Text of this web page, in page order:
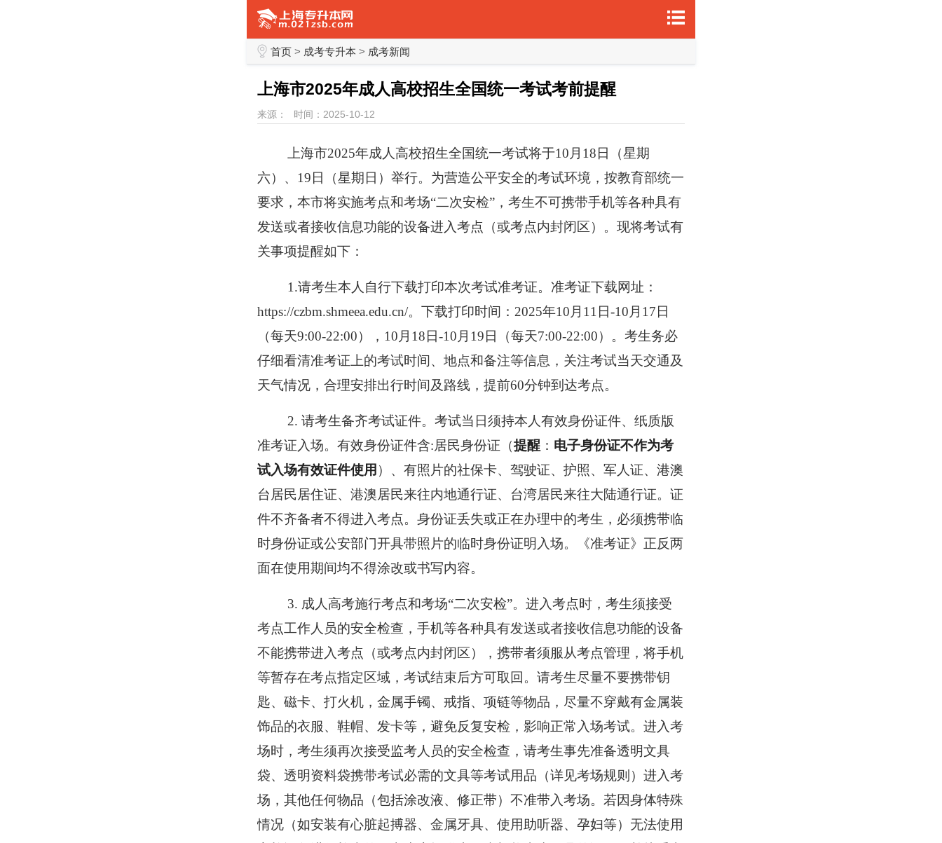
首页 > 成考专升本 > 成考新闻
上海市2025年成人高校招生全国统一考试考前提醒
来源： 时间：2025-10-12
上海市2025年成人高校招生全国统一考试将于10 月 18 日（星期
六）、 19 日（星期日）举行。为营造公平安全的考试环境，按教育部统一
要求，本市将实施考点和考场“二次安检”，考生不可携带手机等各种具有
发送或者接收信息功能的设备进入考点（或考点内封闭区）。现将考试有
关事项提醒如下：
1.请考生本人自行下载打印本次考试准考证。准考证下载网址：
https://czbm.shmeea.edu.cn/。下载打印时间： 2025年10月 11 日-10 月 1 7日
（每天9:00-22:00）， 10 月 18日-10 月 19日（每天7:00-22:00）。考生务必
仔细看清准考证上的考试时间、地点和备注等信息，关注考试当天交通及
天气情况，合理安排出行时间及路线，提前60分钟到达考点。
2. 请考生备齐考试证件。考试当日须持本人有效身份证件、纸质版
准考证入场。有效身份证件含:居民身份证（提醒 ： 电子身份证不作为考
试入场有效证件使用 ）、有照片的社保卡、驾驶证、护照、军人证、港澳
台居民居住证、港澳居民来往内地通行证、台湾居民来往大陆通行证。证
件不齐备者不得进入考点。身份证丢失或正在办理中的考生，必须携带临
时身份证或公安部门开具带照片的临时身份证明入场。《准考证》正反两
面在使用期间均不得涂改或书写内容。
3. 成人高考施行考点和考场“二次安检”。进入考点时，考生须接受
考点工作人员的安全检查，手机等各种具有发送或者接收信息功能的设备
不能携带进入考点（或考点内封闭区），携带者须服从考点管理，将手机
等暂存在考点指定区域，考试结束后方可取回。请考生尽量不要携带钥
匙、磁卡、打火机，金属手镯、戒指、项链等物品，尽量不穿戴有金属装
饰品的衣服、鞋帽、发卡等，避免反复安检，影响正常入场考试。进入考
场时，考生须再次接受监考人员的安全检查， 请考生事先准备透明文具
袋、透明资料袋携带考试必需的文具等考试用品（详见考场规则）进入考
场，其他任何物品（包括涂改液、修正带）不准带入考场。若因身体特殊
情况（如安装有心脏起搏器、金属牙具、使用助听器、孕妇等）无法使用